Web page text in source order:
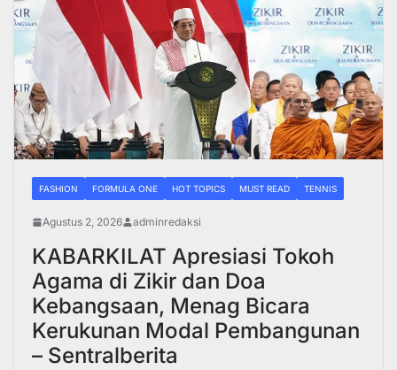
FASHION FORMULA ONE HOT TOPICS MUST READ TENNIS
Agustus 2, 2026 adminredaksi
KABARKILAT Apresiasi Tokoh
Agama di Zikir dan Doa
Kebangsaan, Menag Bicara
Kerukunan Modal Pembangunan
– Sentralberita